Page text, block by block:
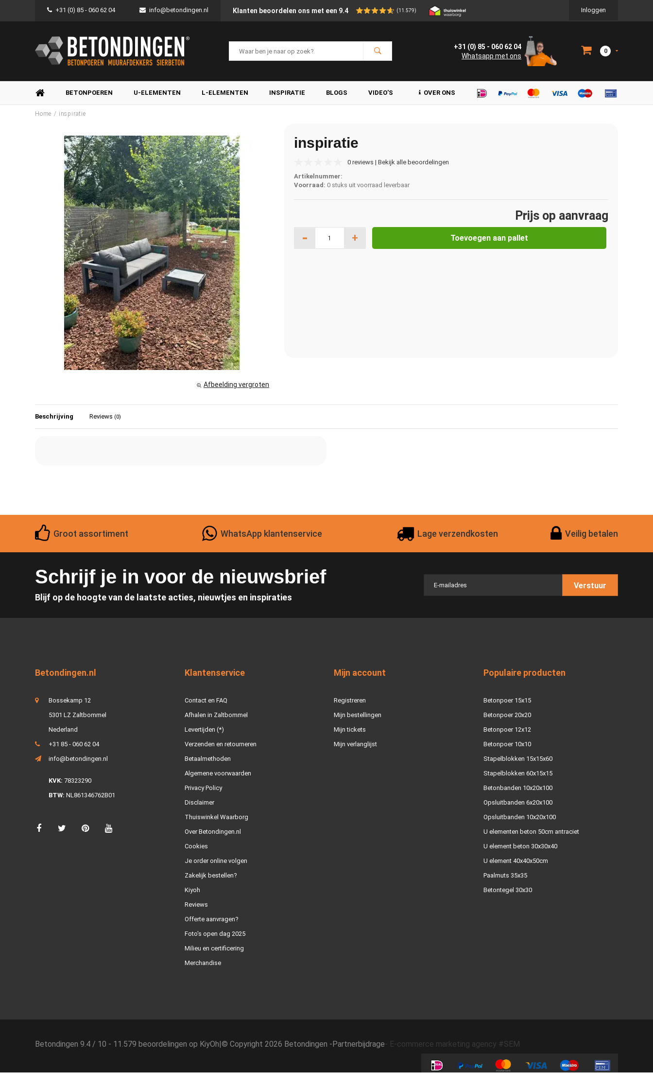
+31 (0) 85 - 060 62 04 info@betondingen.nl Klanten beoordelen ons met een 9.4 (11.579) Inloggen
+31 (0) 85 - 060 62 04
Whatsapp met ons
0
BETONPOEREN U-ELEMENTEN L-ELEMENTEN INSPIRATIE BLOGS VIDEO'S OVER ONS
Home / inspiratie
Afbeelding vergroten
inspiratie
0 reviews | Bekijk alle beoordelingen
Artikelnummer:
Voorraad: 0 stuks uit voorraad leverbaar
Prijs op aanvraag
- + Toevoegen aan pallet
Beschrijving Reviews (0)
Groot assortiment WhatsApp klantenservice Lage verzendkosten Veilig betalen
Schrijf je in voor de nieuwsbrief
Blijf op de hoogte van de laatste acties, nieuwtjes en inspiraties
Verstuur
Betondingen.nl
Bossekamp 12
5301 LZ Zaltbommel
Nederland
+31 85 - 060 62 04
info@betondingen.nl
KVK: 78323290
BTW: NL861346762B01
Klantenservice
Contact en FAQ
Afhalen in Zaltbommel
Levertijden (*)
Verzenden en retourneren
Betaalmethoden
Algemene voorwaarden
Privacy Policy
Disclaimer
Thuiswinkel Waarborg
Over Betondingen.nl
Cookies
Je order online volgen
Zakelijk bestellen?
Kiyoh
Reviews
Offerte aanvragen?
Foto's open dag 2025
Milieu en certificering
Merchandise
Mijn account
Registreren
Mijn bestellingen
Mijn tickets
Mijn verlanglijst
Populaire producten
Betonpoer 15x15
Betonpoer 20x20
Betonpoer 12x12
Betonpoer 10x10
Stapelblokken 15x15x60
Stapelblokken 60x15x15
Betonbanden 10x20x100
Opsluitbanden 6x20x100
Opsluitbanden 10x20x100
U elementen beton 50cm antraciet
U element beton 30x30x40
U element 40x40x50cm
Paalmuts 35x35
Betontegel 30x30
Betondingen 9.4 / 10 - 11.579 beoordelingen op KiyOh|© Copyright 2026 Betondingen -Partnerbijdrage- E-commerce marketing agency #SEM